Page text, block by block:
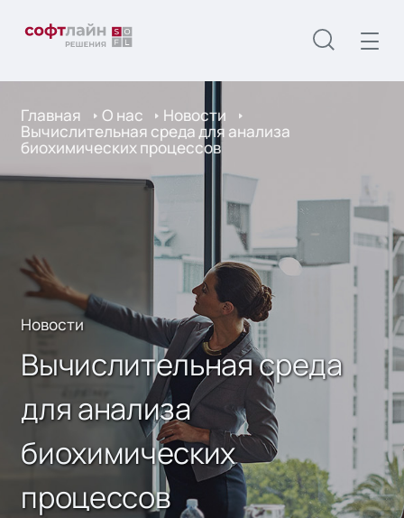
Главная О нас Новости
Вычислительная среда для анализа
биохимических процессов
Новости
Вычислительная среда
для анализа
биохимических
процессов